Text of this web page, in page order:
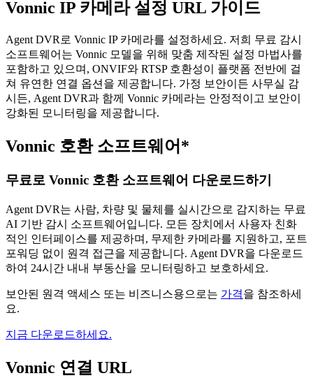
Vonnic IP 카메라 설정 URL 가이드
Agent DVR로 Vonnic IP 카메라를 설정하세요. 저희 무료 감시
소프트웨어는 Vonnic 모델을 위해 맞춤 제작된 설정 마법사를
포함하고 있으며, ONVIF와 RTSP 호환성이 플랫폼 전반에 걸
쳐 유연한 연결 옵션을 제공합니다. 가정 보안이든 사무실 감
시든, Agent DVR과 함께 Vonnic 카메라는 안정적이고 보안이
강화된 모니터링을 제공합니다.
Vonnic 호환 소프트웨어*
무료로 Vonnic 호환 소프트웨어 다운로드하기
Agent DVR는 사람, 차량 및 물체를 실시간으로 감지하는 무료
AI 기반 감시 소프트웨어입니다. 모든 장치에서 사용자 친화
적인 인터페이스를 제공하며, 무제한 카메라를 지원하고, 포트
포워딩 없이 원격 접근을 제공합니다. Agent DVR을 다운로드
하여 24시간 내내 부동산을 모니터링하고 보호하세요.
보안된 원격 액세스 또는 비즈니스용으로는 가격을 참조하세
요.
지금 다운로드하세요.
Vonnic 연결 URL